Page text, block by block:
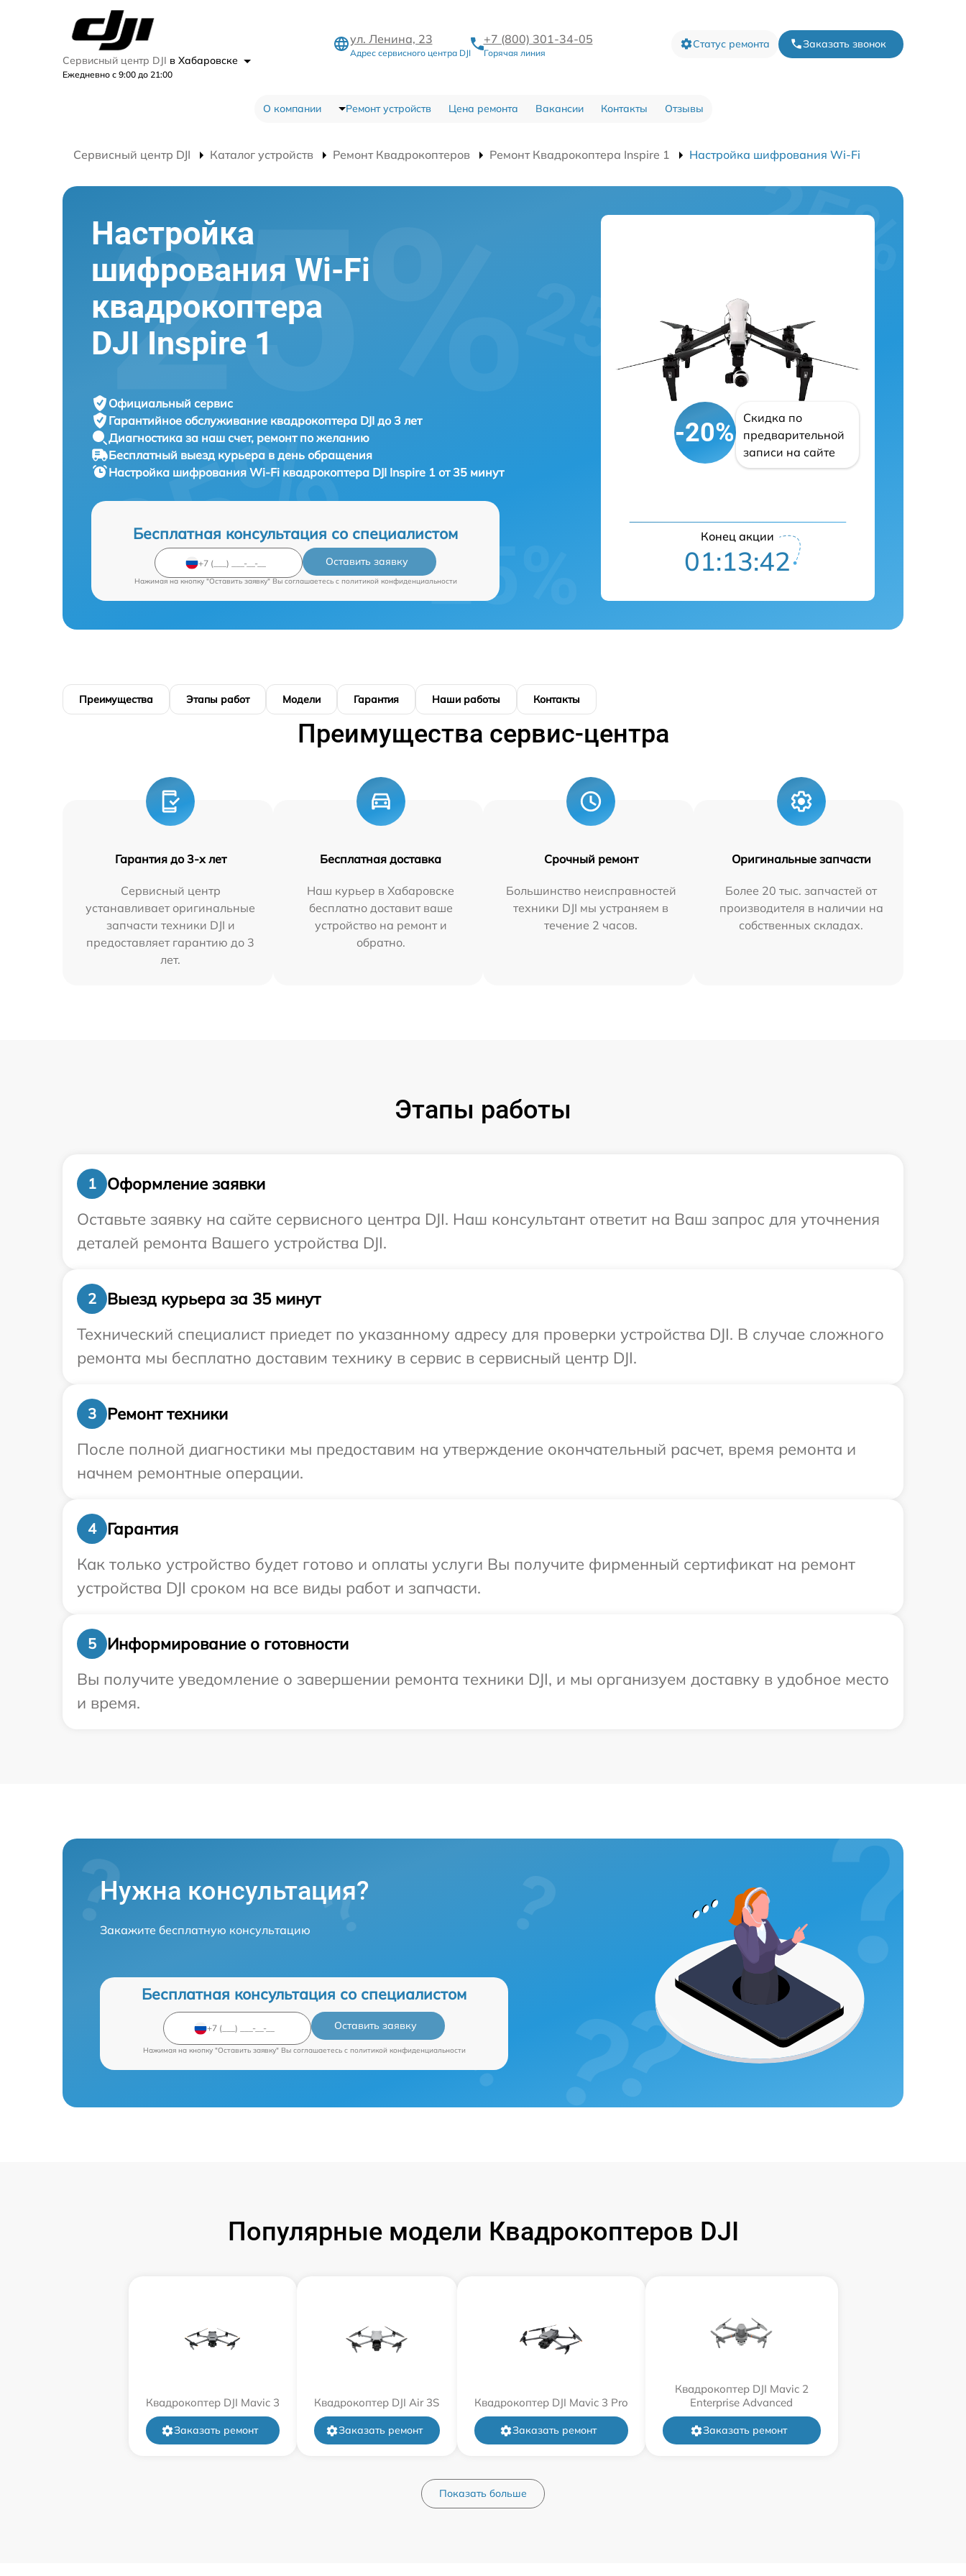
Сервисный центр DJI в Хабаровске
Ежедневно с 9:00 до 21:00
ул. Ленина, 23
Адрес сервисного центра DJI
+7 (800) 301-34-05
Горячая линия
Статус ремонта Заказать звонок
О компании Ремонт устройств Цена ремонта Вакансии Контакты Отзывы
Сервисный центр DJI Каталог устройств Ремонт Квадрокоптеров Ремонт Квадрокоптера Inspire 1 Настройка шифрования Wi-Fi
Настройка
шифрования Wi-Fi
квадрокоптера
DJI Inspire 1
Официальный сервис
Гарантийное обслуживание квадрокоптера DJI до 3 лет
Диагностика за наш счет, ремонт по желанию
Бесплатный выезд курьера в день обращения
Настройка шифрования Wi-Fi квадрокоптера DJI Inspire 1 от 35 минут
Бесплатная консультация со специалистом
Оставить заявку
Нажимая на кнопку "Оставить заявку" Вы соглашаетесь c политикой конфиденциальности
-20%
Скидка по
предварительной
записи на сайте
Конец акции
01:13:41
Преимущества Этапы работ Модели Гарантия Наши работы Контакты
Преимущества сервис-центра
Гарантия до 3-х лет
Сервисный центр
устанавливает оригинальные
запчасти техники DJI и
предоставляет гарантию до 3
лет.
Бесплатная доставка
Наш курьер в Хабаровске
бесплатно доставит ваше
устройство на ремонт и
обратно.
Срочный ремонт
Большинство неисправностей
техники DJI мы устраняем в
течение 2 часов.
Оригинальные запчасти
Более 20 тыс. запчастей от
производителя в наличии на
собственных складах.
Этапы работы
1
Оформление заявки
Оставьте заявку на сайте сервисного центра DJI. Наш консультант ответит на Ваш запрос для уточнения
деталей ремонта Вашего устройства DJI.
2
Выезд курьера за 35 минут
Технический специалист приедет по указанному адресу для проверки устройства DJI. В случае сложного
ремонта мы бесплатно доставим технику в сервис в сервисный центр DJI.
3
Ремонт техники
После полной диагностики мы предоставим на утверждение окончательный расчет, время ремонта и
начнем ремонтные операции.
4
Гарантия
Как только устройство будет готово и оплаты услуги Вы получите фирменный сертификат на ремонт
устройства DJI сроком на все виды работ и запчасти.
5
Информирование о готовности
Вы получите уведомление о завершении ремонта техники DJI, и мы организуем доставку в удобное место
и время.
Нужна консультация?
Закажите бесплатную консультацию
Бесплатная консультация со специалистом
Оставить заявку
Нажимая на кнопку "Оставить заявку" Вы соглашаетесь c политикой конфиденциальности
Популярные модели Квадрокоптеров DJI
Квадрокоптер DJI Mavic 3
Заказать ремонт
Квадрокоптер DJI Air 3S
Заказать ремонт
Квадрокоптер DJI Mavic 3 Pro
Заказать ремонт
Квадрокоптер DJI Mavic 2
Enterprise Advanced
Заказать ремонт
Показать больше